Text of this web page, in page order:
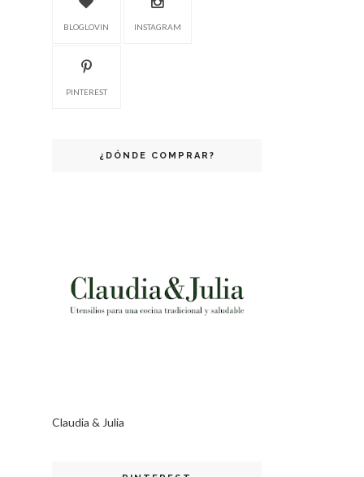
BLOGLOVIN INSTAGRAM
PINTEREST
¿DÓNDE COMPRAR?
Claudia & Julia